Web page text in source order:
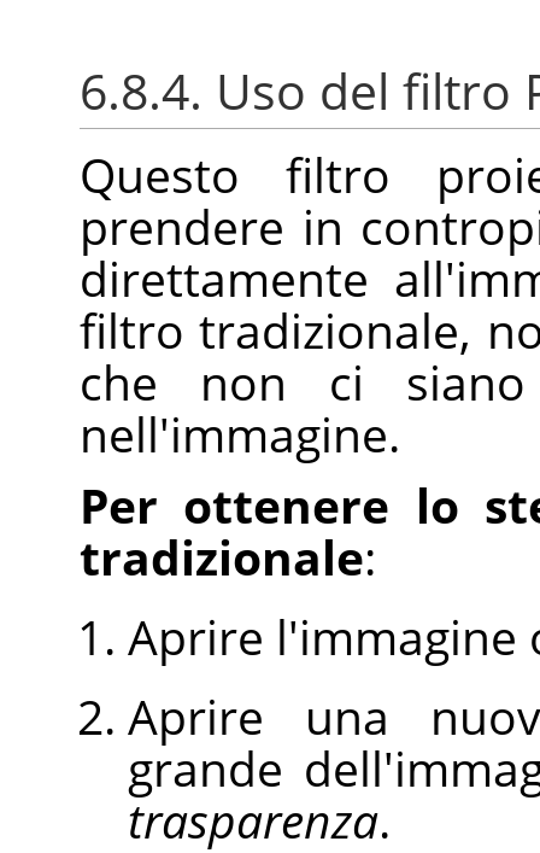
6.8.4. Uso del filtro
Questo filtro
prendere in
direttamente
filtro tradizionale,
che non ci
nell'immagine.
Per ottenere lo
tradizionale:
Aprire l'immagine
Aprire una
grande
trasparenza.